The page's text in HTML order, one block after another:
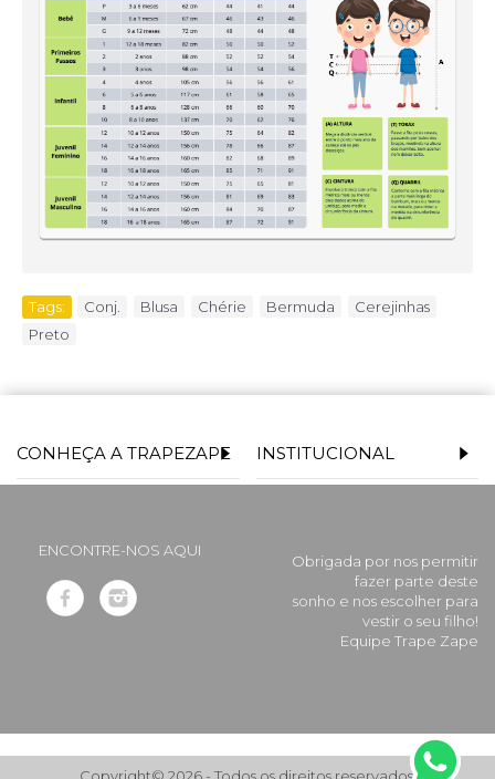
Tags: Conj. Blusa Chérie Bermuda Cerejinhas
Preto
CONHEÇA A TRAPEZAPE INSTITUCIONAL
ENCONTRE-NOS AQUI
Obrigada por nos permitir
fazer parte deste
sonho e nos escolher para
vestir o seu filho!
Equipe Trape Zape